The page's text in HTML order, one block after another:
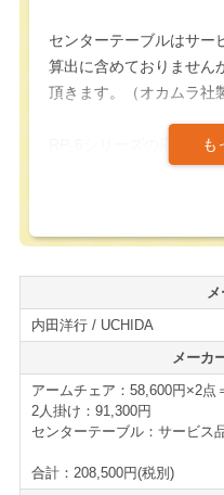
センターテーブルはサー
算出に含めておりません
頂きます。（オカムラ社
RP-6シリーズの応接セ
エアなフォルムは、モダ
2人掛けのサイズで
設計となっており、限ら
コーナーを構築する事は
張り地には上質な合成皮
ます。見た目の高級感を
単にメンテナンスが可能
す。
内田洋行 / UCHIDA
メーカ
アームチェア：58,600円×2点
2人掛け：91,300円
センターテーブル：サービス
合計：208,500円(税別)